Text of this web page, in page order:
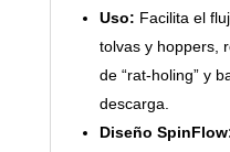
Uso: Facilita el
tolvas y hoppers,
de “rat-holing” y
descarga.
Diseño